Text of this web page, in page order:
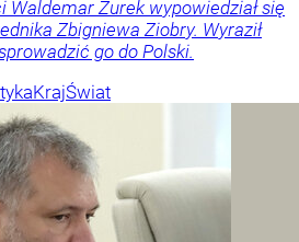
Żurek wypowiedział się
Zbigniewa Ziobry. Wyraził
go do Polski.
KrajŚwiat